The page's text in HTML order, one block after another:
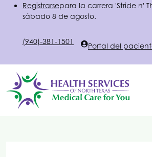
Registrarsepara la carrera 'Stride n'
sábado 8 de agosto.
(940)-381-1501
Portal del